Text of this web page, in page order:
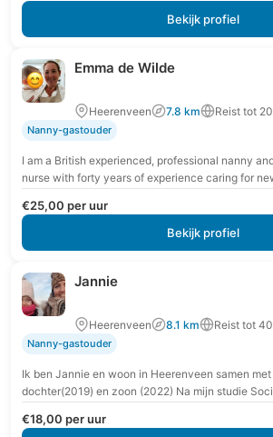
Bekijk profiel
Emma de Wilde
Heerenveen 7.8 km Reist tot
Nanny-gastouder
I am a British experienced, professional nanny
nurse with forty years of experience caring for
€25,00 per uur
Bekijk profiel
Jannie
Heerenveen 8.1 km Reist tot
Nanny-gastouder
Ik ben Jannie en woon in Heerenveen samen
dochter(2019) en zoon (2022) Na mijn studie
€18,00 per uur